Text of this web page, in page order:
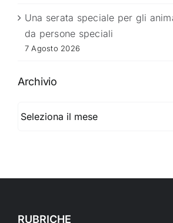
Una serata speciale per gli
da persone speciali
7 Agosto 2026
Archivio
RUBRICHE